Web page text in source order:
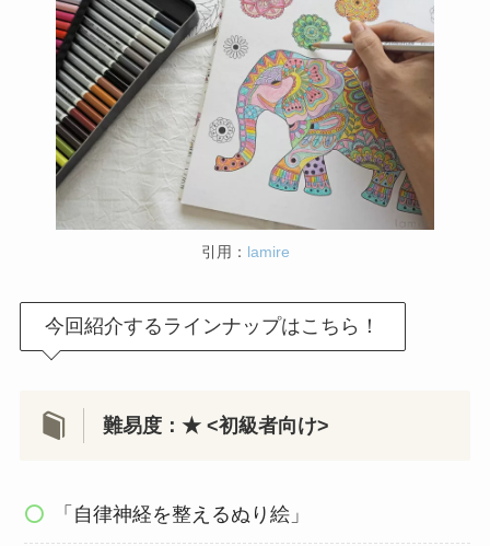
引用： lamire
今回紹介するラインナップはこちら！
難易度：★ <初級者向け>
「自律神経を整えるぬり絵」